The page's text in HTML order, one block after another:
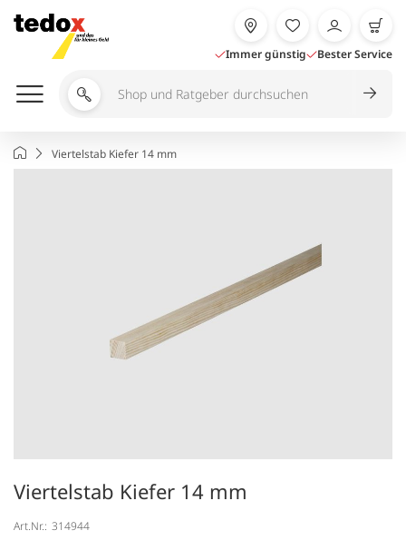
Inhalt
springen
Immer günstig Bester Service
Shop
durchsuchen
StartseiteViertelstab Kiefer 14 mm
Viertelstab Kiefer 14 mm
Art.Nr.: 314944